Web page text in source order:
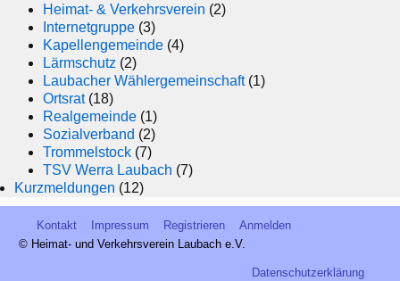
Heimat- & Verkehrsverein (2)
Internetgruppe (3)
Kapellengemeinde (4)
Lärmschutz (2)
Laubacher Wählergemeinschaft(1)
Ortsrat(18)
Realgemeinde (1)
Sozialverband (2)
Trommelstock (7)
TSV Werra Laubach (7)
Kurzmeldungen (12)
Kontakt Impressum Registrieren
Anmelden
© Heimat- und Verkehrsverein Laubach e.V.
Datenschutzerklärung